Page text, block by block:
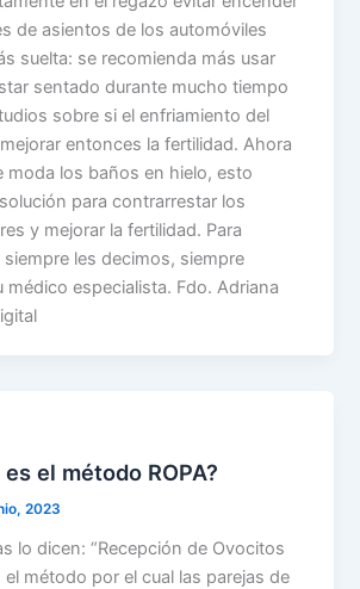
de asientos de los automóviles
suelta: se recomienda más usar
sentado durante mucho tiempo
sobre si el enfriamiento del
entonces la fertilidad. Ahora
moda los baños en hielo, esto
para contrarrestar los
y mejorar la fertilidad. Para
les decimos, siempre
especialista. Fdo. Adriana
el método ROPA?
2023
lo dicen: “Recepción de Ovocitos
el método por el cual las parejas de